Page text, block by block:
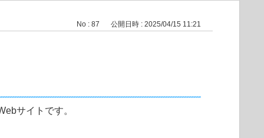
No : 87 公開日時 : 2025/04/15 11:21
サイトです。